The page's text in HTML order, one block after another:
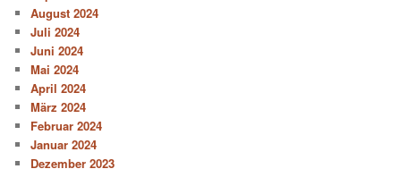
August 2024
Juli 2024
Juni 2024
Mai 2024
April 2024
März 2024
Februar 2024
Januar 2024
Dezember 2023